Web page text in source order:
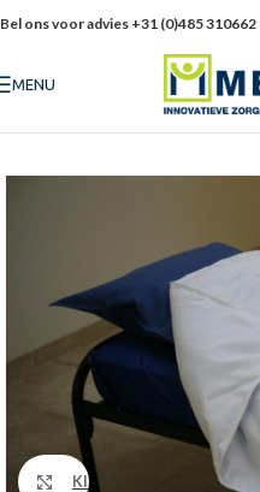
Bel ons voor advies +31 (0)485 310662
MENU
Klik om te vergroten